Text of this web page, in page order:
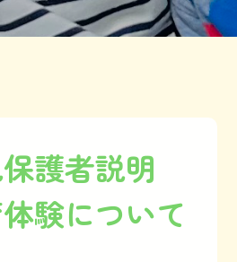
護者説明
験について